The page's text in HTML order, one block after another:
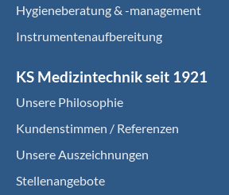
Hygieneberatung & -management
Instrumentenaufbereitung
KS Medizintechnik seit 1921
Unsere Philosophie
Kundenstimmen / Referenzen
Unsere Auszeichnungen
Stellenangebote